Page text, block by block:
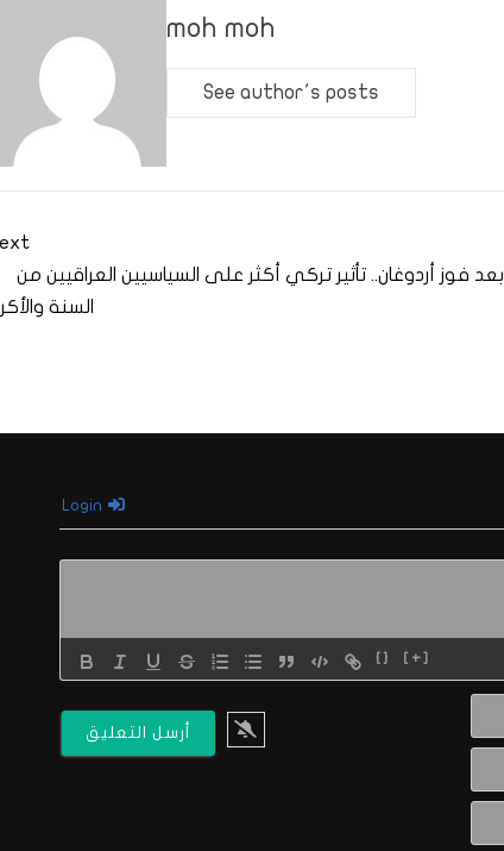
moh moh
See author's posts
بعد فوز أردوغان.. تأثير تركي أكثر على السياسيين العراقيين من
السنة
{} [+]